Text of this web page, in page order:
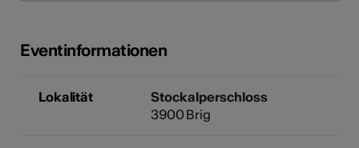
Eventinformationen
Lokalität
Stockalperschloss
3900 Brig